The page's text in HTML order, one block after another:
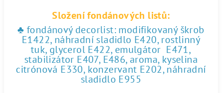
Složení fondánových listů:
♣ fondánový decorlist: modifikovaný škrob
E1422, náhradní sladidlo E420, rostlinný
tuk, glycerol E422, emulgátor E471,
stabilizátor E407, E486, aroma, kyselina
citrónová E330, konzervant E202, náhradní
sladidlo E955